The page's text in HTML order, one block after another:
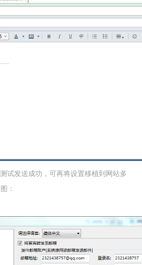
试发送成功，可再将设置移植到网站多
：